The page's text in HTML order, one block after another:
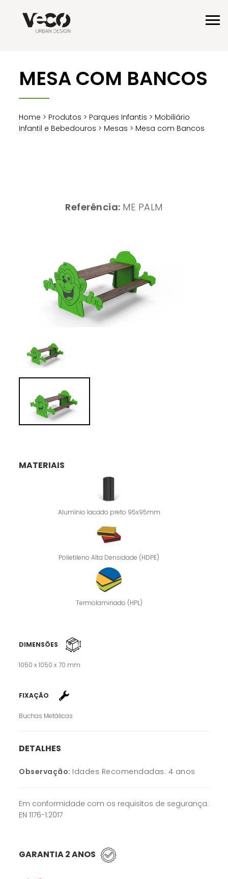
MESA COM BANCOS
Home > Produtos > Parques Infantis > Mobiliário
Infantil e Bebedouros > Mesas > Mesa com Bancos
Referência: ME PALM
MATERIAIS
Alumínio lacado preto 95x95mm
Polietileno Alta Densidade (HDPE)
Termolaminado (HPL)
DIMENSÕES
1050 x 1050 x 70 mm
FIXAÇÃO
Buchas Metálicas
DETALHES
Observação: Idades Recomendadas: 4 anos
Em conformidade com os requisitos de segurança:
EN 1176-1:2017
GARANTIA 2 ANOS